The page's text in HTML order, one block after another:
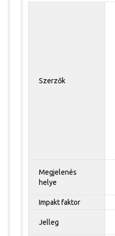
Szerzők
Megjelenés
helye
Impakt faktor
Jelleg